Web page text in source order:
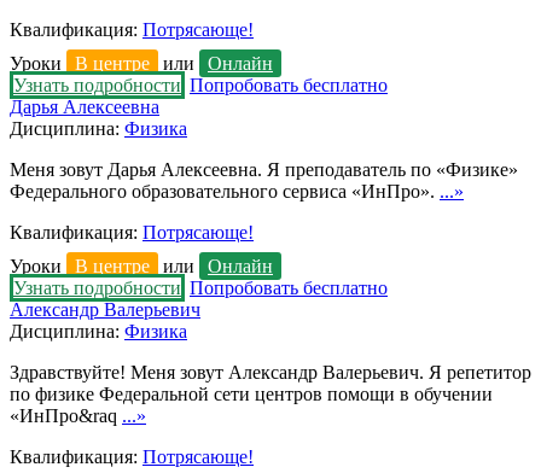
Квалификация: Потрясающе!
Уроки
В центре или
Онлайн
Узнать подробности Попробовать бесплатно
Дарья Алексеевна
Дисциплина: Физика
Меня зовут Дарья Алексеевна. Я преподаватель по «Физике»
Федерального образовательного сервиса «ИнПро». ...»
Квалификация: Потрясающе!
Уроки
В центре или
Онлайн
Узнать подробности Попробовать бесплатно
Александр Валерьевич
Дисциплина: Физика
Здравствуйте! Меня зовут Александр Валерьевич. Я репетитор
по физике Федеральной сети центров помощи в обучении
«ИнПро&raq ...»
Квалификация: Потрясающе!